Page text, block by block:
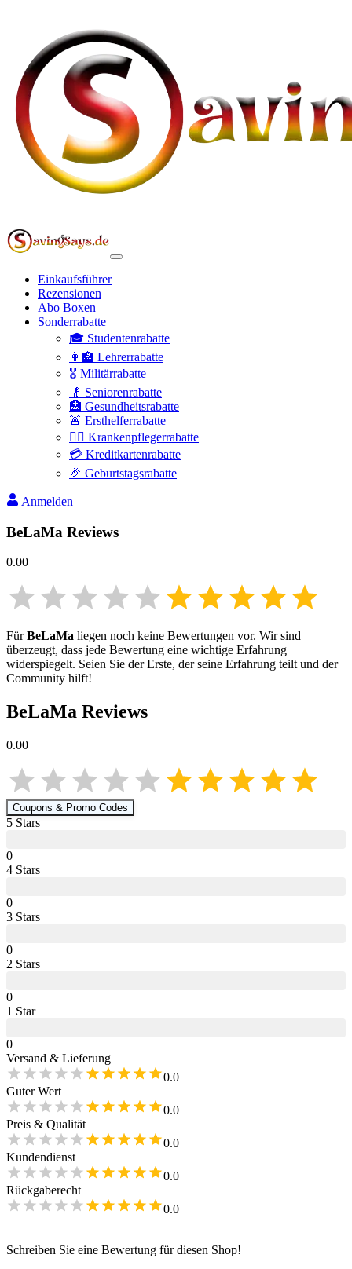
Einkaufsführer
Rezensionen
Abo Boxen
Sonderrabatte
🎓 Studentenrabatte
👩‍🏫 Lehrerrabatte
🎖️ Militärrabatte
👴 Seniorenrabatte
🏥 Gesundheitsrabatte
🚨 Ersthelferrabatte
👩‍⚕️ Krankenpflegerrabatte
💳 Kreditkartenrabatte
🎉 Geburtstagsrabatte
Anmelden
BeLaMa Reviews
0.00
FürBeLaMa liegen noch keine Bewertungen vor. Wir sind
überzeugt, dass jede Bewertung eine wichtige Erfahrung
widerspiegelt. Seien Sie der Erste, der seine Erfahrung teilt und der
Community hilft!
BeLaMa Reviews
0.00
Coupons & Promo Codes
5 Stars
0
4 Stars
0
3 Stars
0
2 Stars
0
1 Star
0
Versand & Lieferung
0.0
Guter Wert
0.0
Preis & Qualität
0.0
Kundendienst
0.0
Rückgaberecht
0.0
Schreiben Sie eine Bewertung für diesen Shop!